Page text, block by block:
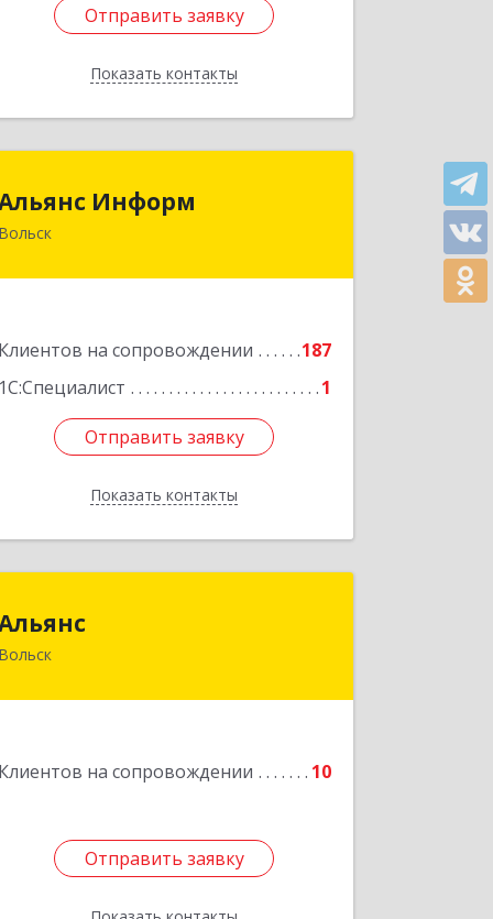
Отправить заявку
Показать контакты
Отправить заявку
Назад
Информ
Вольск
Клиентов на сопровождении
187
1С:Специалист
1
Отправить заявку
Показать контакты
Альянс Информ
412906, Саратовская обл, Вольск г,
Отправить заявку
Назад
Вольск
Клиентов на сопровождении 10
Отправить заявку
412900, Саратовская обл, Вольск г,
Отправить заявку